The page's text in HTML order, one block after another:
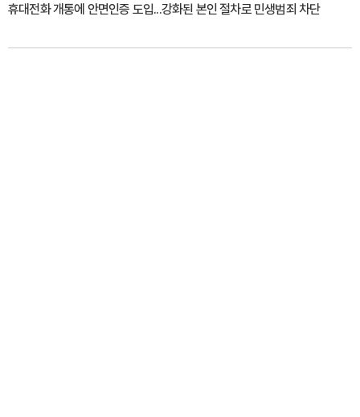
휴대전화 개통에 안면인증 도입...강화된 본인 절차로 민생범죄 차단